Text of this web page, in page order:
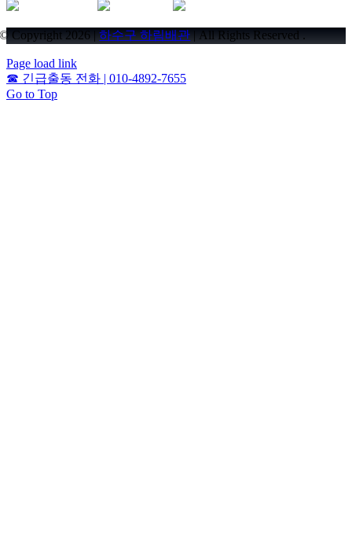
© Copyright 2026 |하수구 하림배관 | All Rights Reserved .
Page load link
☎ 긴급출동 전화 | 010-4892-7655
Go to Top